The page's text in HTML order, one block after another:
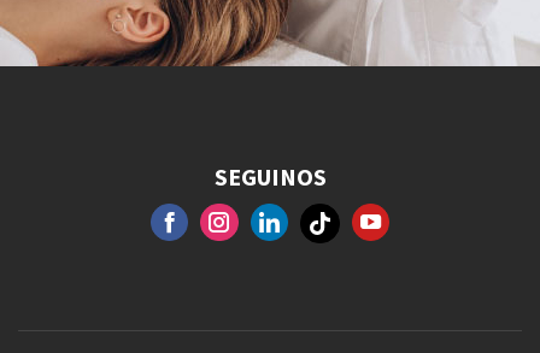
SEGUINOS
FACEBOOKGOOGLE+INSTAGRAM YOUTUBE